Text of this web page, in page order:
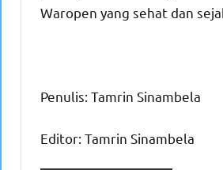
Waropen yang sehat dan
Penulis: Tamrin Sinambela
Editor: Tamrin Sinambela